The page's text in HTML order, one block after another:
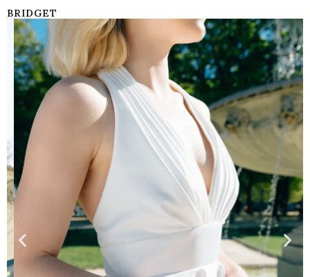
BRIDGET